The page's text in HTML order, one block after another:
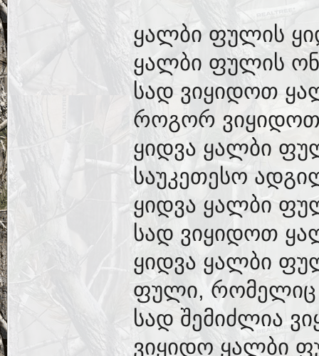
ყალბი ფულის
ყალბი ფულის
სად ვიყიდოთ
როგორ
ყიდვა ყალბი
საუკეთესო
ყიდვა ყალბი
სად ვიყიდოთ
ყიდვა ყალბი
ფული, რომელიც
სად შემიძლია
ვიყიდო ყალბი